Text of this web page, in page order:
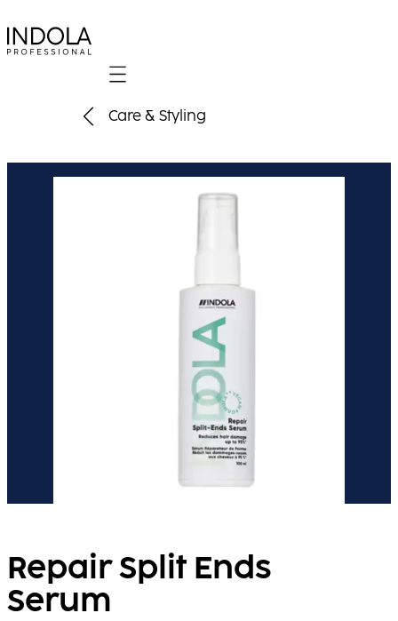
Mobile navigation
Care & Styling
Repair Split Ends
Serum